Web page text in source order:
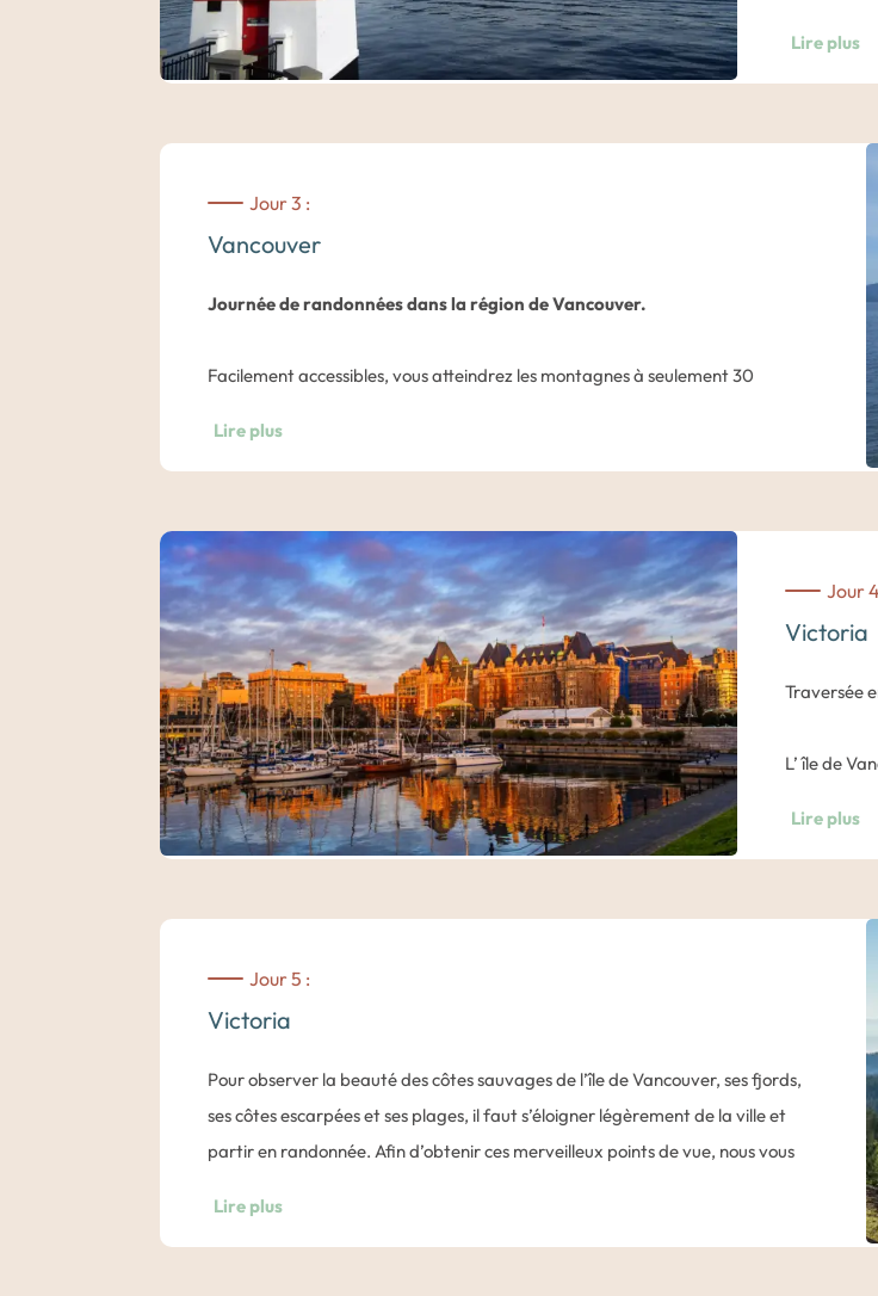
qu’une
explorer
Ville
contraste
sérénité
cœur
quartiers
Nuit dans
Lire plus
Jour 3 :
Vancouver
Journée de randonnées dans la région de Vancouver.
Facilement accessibles, vous atteindrez les montagnes à seulement 30
paysages sur
randonneurs habitués, il y en a pour tous les niveaux.
Des suggestions de randonnées vous seront proposées dans votre carnet de
voyage.
Nuit dans un hôtel du centre de Vancouver.
Lire plus
Jour
Victoria
Traversée
L’ île de
détroits
Après-
En
Se
vue
Lire plus
Jour 5 :
Victoria
Pour observer la beauté des côtes sauvages de l’île de Vancouver, ses fjords,
ses côtes escarpées et ses plages, il faut s’éloigner légèrement de la ville et
partir en randonnée. Afin d’obtenir ces merveilleux points de vue, nous vous
de panoramas spectaculaires dont seule l’île (et votre guide) ont le secret.
Lire plus